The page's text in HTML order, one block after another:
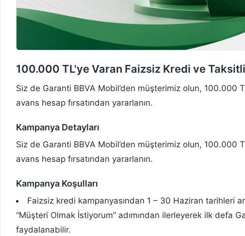
100.000 TL'ye Varan Faizsiz Kredi ve
Siz de Garanti BBVA Mobil’den müşterimiz olun, 100.000
avans hesap fırsatından yararlanın.
Kampanya Detayları
Siz de Garanti BBVA Mobil’den müşterimiz olun, 100.000
avans hesap fırsatından yararlanın.
Kampanya Koşulları
Faizsiz kredi kampanyasından 1 – 30 Haziran tarihleri
“Müşteri Olmak İstiyorum” adımından ilerleyerek ilk defa
faydalanabilir.